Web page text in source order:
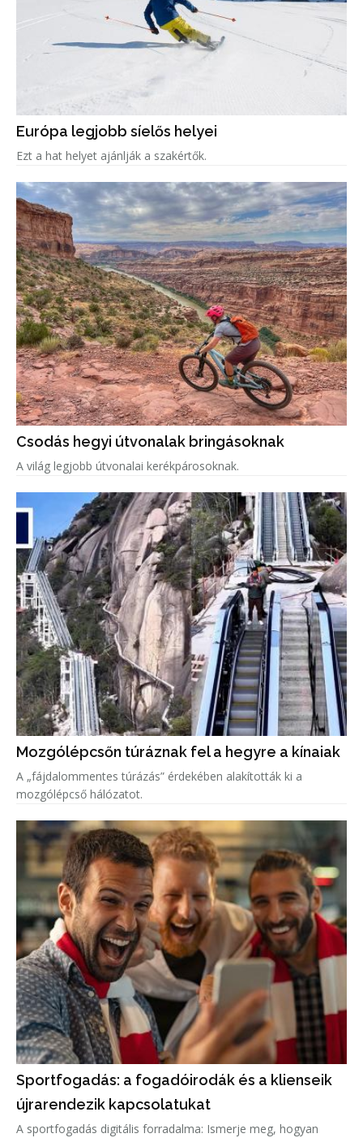
Európa legjobb síelős helyei
Ezt a hat helyet ajánlják a szakértők.
Csodás hegyi útvonalak bringásoknak
A világ legjobb útvonalai kerékpárosoknak.
Mozgólépcsőn túráznak fel a hegyre a kínaiak
A „fájdalommentes túrázás” érdekében alakították ki a
mozgólépcső hálózatot.
Sportfogadás: a fogadóirodák és a klienseik
újrarendezik kapcsolatukat
A sportfogadás digitális forradalma: Ismerje meg, hogyan